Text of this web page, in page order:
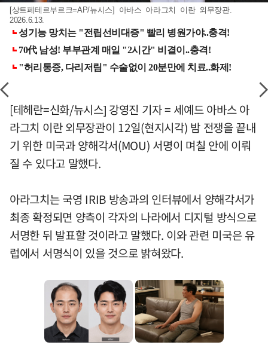
[상트페테르부르크=AP/뉴시스] 아바스 아라그치 이란 외무장관.
2026.6.13.
[테헤란=신화/뉴시스] 강영진 기자 = 세예드 아바스 아
라그치 이란 외무장관이 12일(현지시각) 밤 전쟁을 끝내
기 위한 미국과 양해각서(MOU) 서명이 며칠 안에 이뤄
질 수 있다고 말했다.
아라그치는 국영 IRIB 방송과의 인터뷰에서 양해각서가
최종 확정되면 양측이 각자의 나라에서 디지털 방식으로
서명한 뒤 발표할 것이라고 말했다. 이와 관련 미국은 유
럽에서 서명식이 있을 것으로 밝혀왔다.